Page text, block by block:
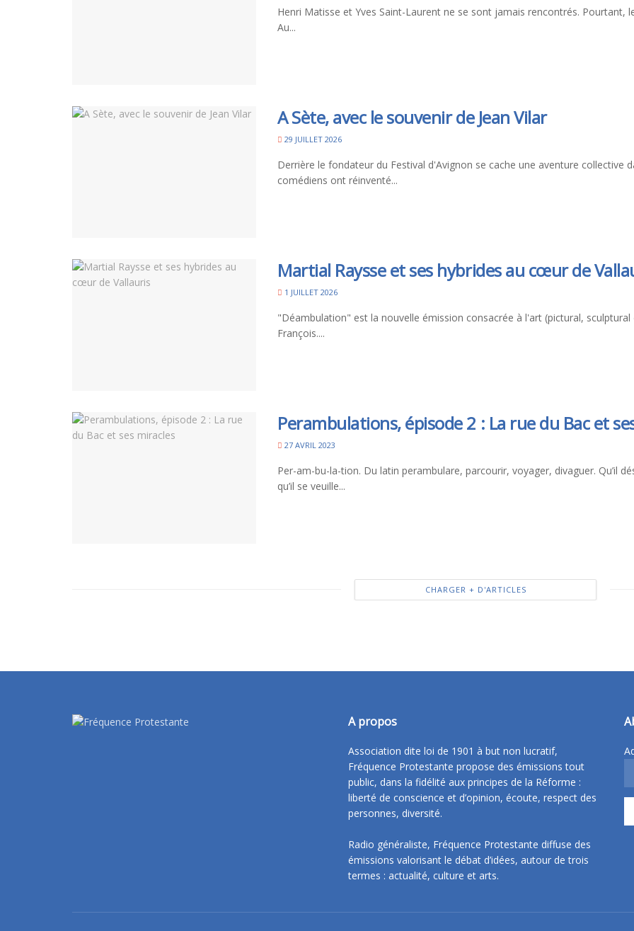
Henri Matisse et Yves Saint-Laurent ne se sont jamais rencontrés.
Au...
A Sète, avec le souvenir de Jean Vilar
29 JUILLET 2026
Derrière le fondateur du Festival d'Avignon se cache une aventure collective
comédiens ont réinventé...
Martial Raysse et ses hybrides au cœur de
1 JUILLET 2026
"Déambulation" est la nouvelle émission consacrée à l'art (pictural,
François....
Perambulations, épisode 2 : La rue du Bac et
27 AVRIL 2023
Per-am-bu-la-tion. Du latin perambulare, parcourir, voyager, divaguer. Qu’il
qu’il se veuille...
CHARGER + D'ARTICLES
A propos
Association dite loi de 1901 à but non lucratif,
Fréquence Protestante propose des émissions tout
public, dans la fidélité aux principes de la Réforme :
liberté de conscience et d’opinion, écoute, respect des
personnes, diversité.
Radio généraliste, Fréquence Protestante diffuse des
émissions valorisant le débat d’idées, autour de trois
termes : actualité, culture et arts.